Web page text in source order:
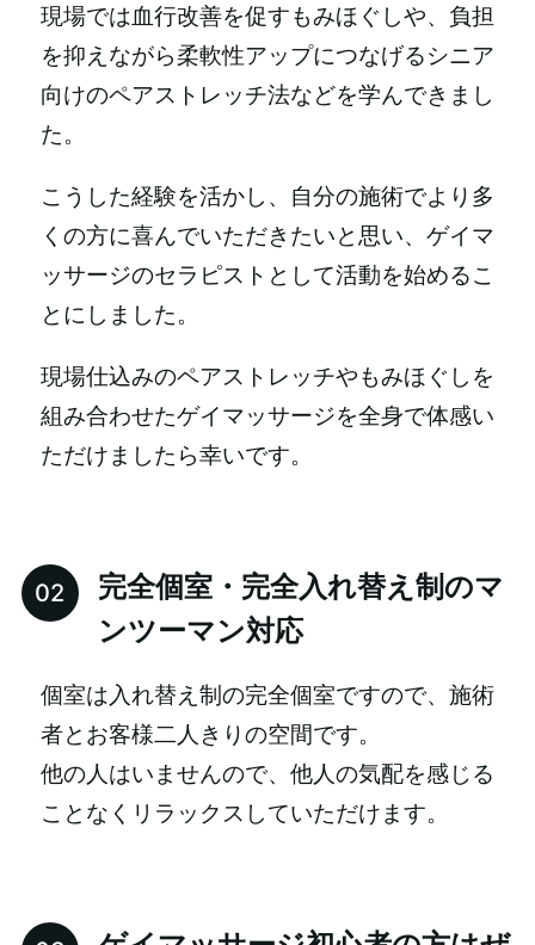
現場では血行改善を促すもみほぐしや、負担
を抑えながら柔軟性アップにつなげるシニア
向けのペアストレッチ法などを学んできまし
た。
こうした経験を活かし、自分の施術でより多
くの方に喜んでいただきたいと思い、ゲイマ
ッサージのセラピストとして活動を始めるこ
とにしました。
現場仕込みのペアストレッチやもみほぐしを
組み合わせたゲイマッサージを全身で体感い
ただけましたら幸いです。
完全個室・完全入れ替え制のマ
ンツーマン対応
個室は入れ替え制の完全個室ですので、施術
者とお客様二人きりの空間です。
他の人はいませんので、他人の気配を感じる
ことなくリラックスしていただけます。